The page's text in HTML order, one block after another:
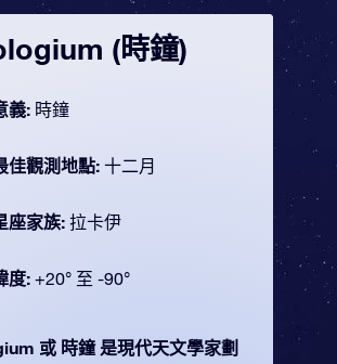
(時鐘)
義: 時鐘
佳觀測地點: 十二月
座家族: 拉卡伊
度: +20° 至 -90°
或 時鐘 是現代天文學家劃